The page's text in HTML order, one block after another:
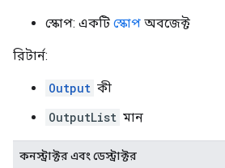
স্কোপ: একটি স্কোপ অবজেক্ট
রিটার্ন:
Output কী
OutputList মান
কনস্ট্রাক্টর এবং ডেস্ট্রাক্টর